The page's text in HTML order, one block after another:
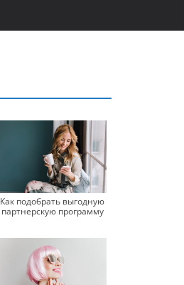
Как подобрать выгодную
партнерскую программу